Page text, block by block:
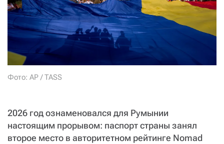
Фото: AP / TASS
2026 год ознаменовался для Румынии
настоящим прорывом: паспорт страны занял
второе место в авторитетном рейтинге Nomad